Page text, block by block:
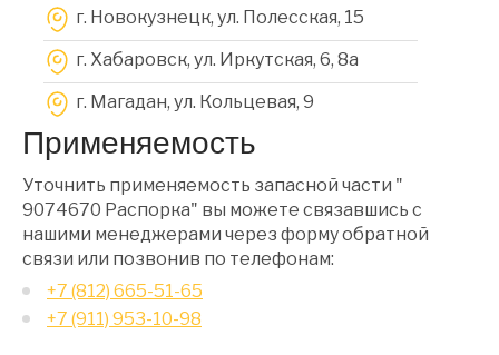
г. Новокузнецк, ул. Полесская, 15
г. Хабаровск, ул. Иркутская, 6, 8a
г. Магадан, ул. Кольцевая, 9
Применяемость
Уточнить применяемость запасной части "
9074670 Распорка" вы можете связавшись с
нашими менеджерами через форму обратной
связи или позвонив по телефонам:
+7 (812) 665-51-65
+7 (911) 953-10-98